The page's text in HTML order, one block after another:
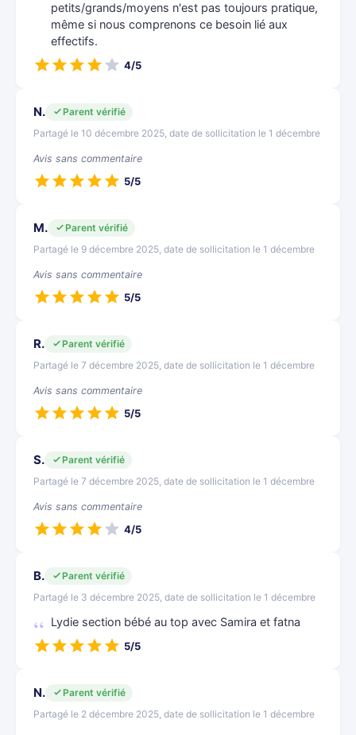
petits/grands/moyens n'est pas toujours pratique,
même si nous comprenons ce besoin lié aux
effectifs.
4/5
N.
Parent vérifié
Partagé le 10 décembre 2025, date de sollicitation le 1 décembre
Avis sans commentaire
5/5
M.
Parent vérifié
Partagé le 9 décembre 2025, date de sollicitation le 1 décembre
Avis sans commentaire
5/5
R.
Parent vérifié
Partagé le 7 décembre 2025, date de sollicitation le 1 décembre
Avis sans commentaire
5/5
S.
Parent vérifié
Partagé le 7 décembre 2025, date de sollicitation le 1 décembre
Avis sans commentaire
4/5
B.
Parent vérifié
Partagé le 3 décembre 2025, date de sollicitation le 1 décembre
Lydie section bébé au top avec Samira et fatna
5/5
N.
Parent vérifié
Partagé le 2 décembre 2025, date de sollicitation le 1 décembre